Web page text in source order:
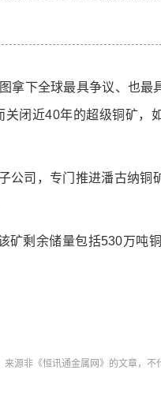
拿下全球最具争议、也
闭近40年的超级铜矿，
公司，专门推进潘古纳铜
矿剩余储量包括530万吨
源非《恒讯通金属网》的文章，不